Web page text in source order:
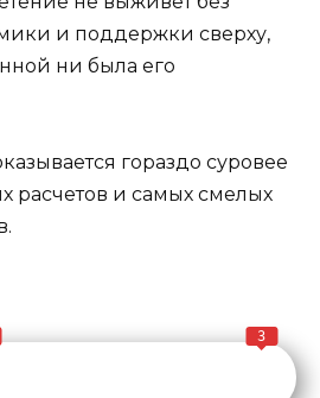
и поддержки сверху,
ни была его
гораздо суровее
расчетов и самых смелых
3